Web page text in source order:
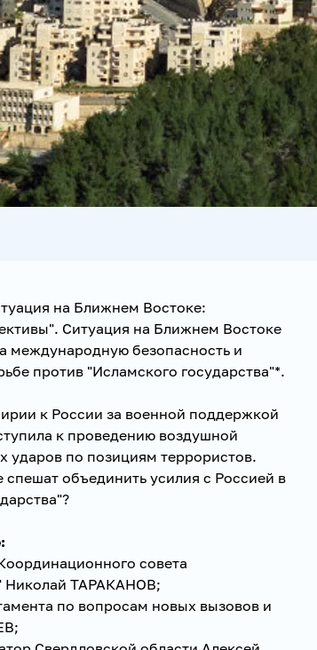
на Ближнем Востоке:
Ситуация на Ближнем Востоке
международную безопасность и
против "Исламского государства"*.
к России за военной поддержкой
к проведению воздушной
ударов по позициям террористов.
объединить усилия с Россией в
совета
Николай ТАРАКАНОВ;
по вопросам новых вызовов и